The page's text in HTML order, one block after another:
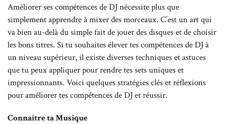
Améliorer ses compétences de DJ nécessite plus que
simplement apprendre à mixer des morceaux. C’est un art qui
va bien au-delà du simple fait de jouer des disques et de choisir
les bons titres. Si tu souhaites élever tes compétences de DJ à
un niveau supérieur, il existe diverses techniques et astuces
que tu peux appliquer pour rendre tes sets uniques et
impressionnants. Voici quelques stratégies clés et réflexions
pour améliorer tes compétences de DJ et réussir.
Connaître ta Musique